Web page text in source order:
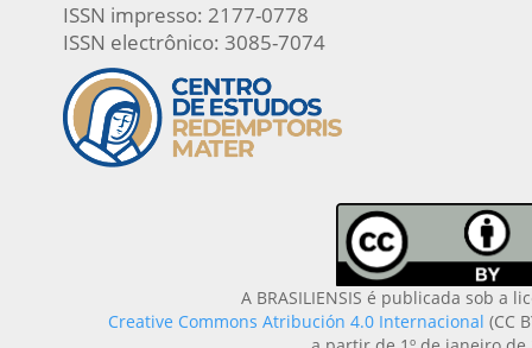
ISSN impresso: 2177-0778
ISSN electrônico: 3085-7074
A BRASILIENSIS é publicada sob a
Creative Commons Atribución 4.0 Internacional (CC